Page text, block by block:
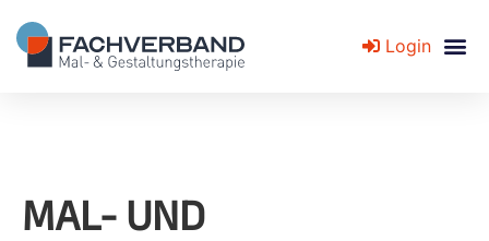
Login
MAL- UND